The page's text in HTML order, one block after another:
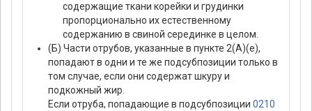
содержащие ткани корейки и грудинки
пропорционально их естественному
содержанию в свиной серединке в целом.
(Б) Части отрубов, указанные в пункте 2(А)(е),
попадают в одни и те же подсубпозиции только в
том случае, если они содержат шкуру и
подкожный жир.
Если отруба, попадающие в подсубпозиции 0210